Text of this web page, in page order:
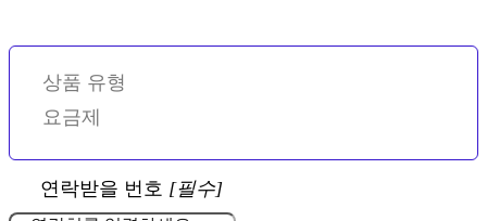
상품 유형
요금제
연락받을 번호 [필수]